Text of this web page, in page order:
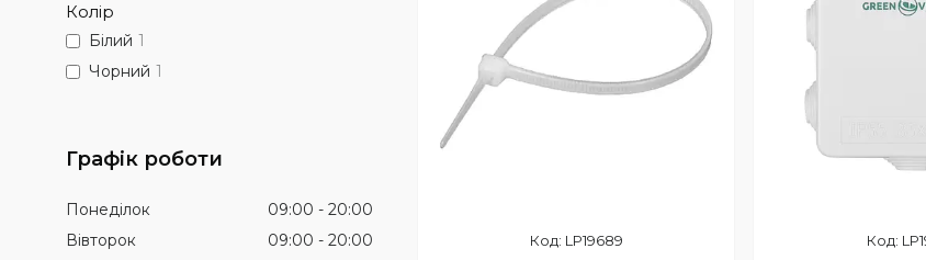
LP19689
Колір
Білий 1
Чорний 1
Графік роботи
Понеділок 09:00
20:00
Вівторок
09:00
20:00